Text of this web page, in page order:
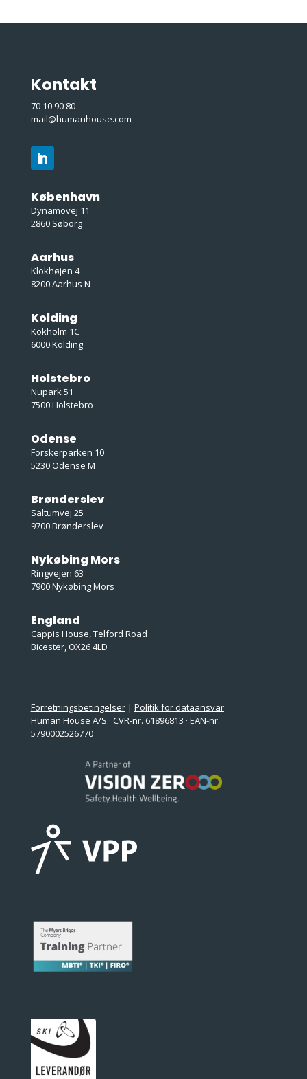
Kontakt
70 10 90 80
mail@humanhouse.com
København
Dynamovej 11
2860 Søborg
Aarhus
Klokhøjen 4
8200 Aarhus N
Kolding
Kokholm 1C
6000 Kolding
Holstebro
Nupark 51
7500 Holstebro
Odense
Forskerparken 10
5230 Odense M
Brønderslev
Saltumvej 25
9700 Brønderslev
Nykøbing Mors
Ringvejen 63
7900 Nykøbing Mors
England
Cappis House, Telford Road
Bicester, OX26 4LD
Forretningsbetingelser| Politik for dataansvar
Human House A/S · CVR-nr. 61896813 · EAN-nr.
5790002526770